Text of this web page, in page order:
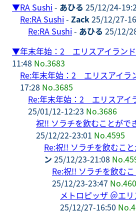
▼RA Sushi - あひる 25/12/24-
Re:RA Sushi - Zack25/12/27-
Re:RA Sushi - あひる 25/12/
▼年末年始：2 エリスアイランド
11:48 No.3683
Re:年末年始：2 エリスアイラ
17:28 No.3685
Re:年末年始：2 エリスアイ
25/01/12-12:23 No.3686
祝!! ソラチを飲むことがで
25/12/22-23:01 No.4595
Re:祝!! ソラチを飲むこ
ン 25/12/23-21:08
Re:祝!! ソラチを飲む
25/12/23-23:47
メトロピッザ ＠エ
25/12/27-16:50